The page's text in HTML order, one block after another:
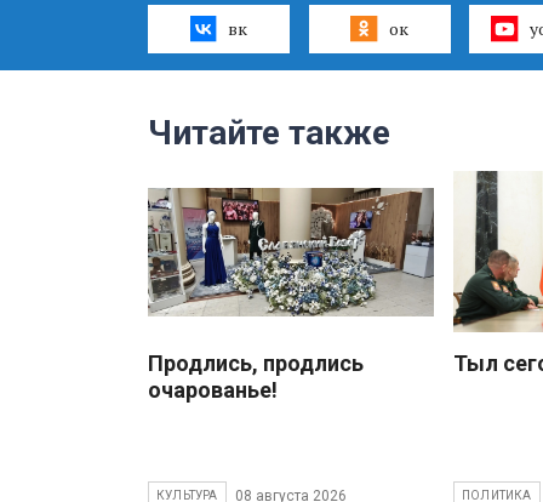
вк ок
Читайте также
Продлись, продлись
очарованье!
КУЛЬТУРА 08 августа 2026
Тыл
ПОЛИТИКА